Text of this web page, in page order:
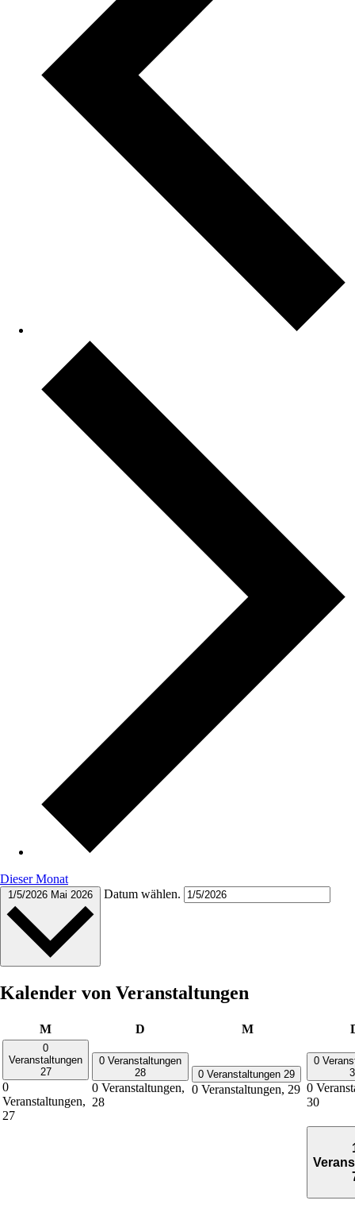
Dieser Monat
1/5/2026 Mai 2026 Datum wählen.
Kalender von Veranstaltungen
MMontag D MMittwoch
0
Veranstaltungen
27
0
Veranstaltungen,
27
0 Veranstaltungen
28
0 Veranstaltungen,
28
0 Veranstaltungen 29
0 Veranstaltungen, 29
0
0
30